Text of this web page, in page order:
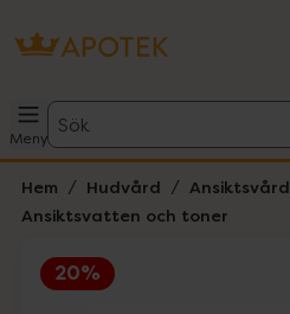
Meny
Sök
Hem Hudvård
Ansiktsvård
Ansiktsvatten och toner
20%